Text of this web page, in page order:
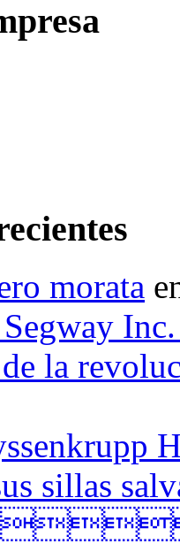
morata
la
sillas